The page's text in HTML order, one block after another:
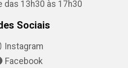
das 13h30 às 17h30
Sociais
Instagram
Facebook